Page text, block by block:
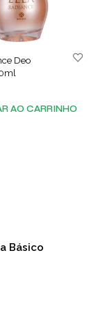
Deo
AO CARRINHO
Básico